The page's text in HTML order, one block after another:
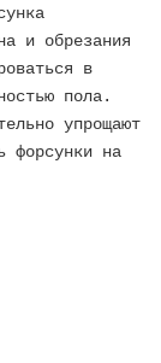
и обрезания
в
пола.
упрощают
форсунки на